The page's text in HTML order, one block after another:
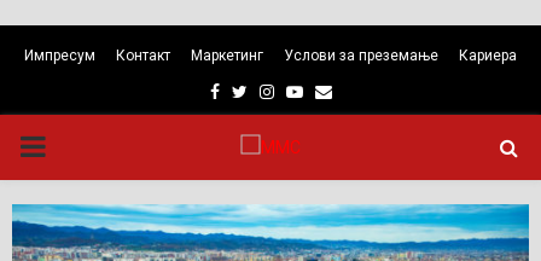
Импресум Контакт Маркетинг Услови за преземање Кариера
Facebook
TwitterInstagram
Youtube
Email
PRIMARY
MENU